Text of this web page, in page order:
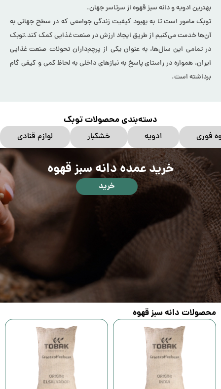
بهترین ادویه و دانه سبز قهوه از سرتاسر جهان.
توبک مامور است تا به بهبود کیفیت زندگی جوامعی که در سطح جهانی به
آن‌ها خدمت می‌کنیم از طریق ایجاد ارزش در صنعت غذایی کمک کند.توبک
در تمامی این سال‌ها، به عنوان یکی از پرچم‌داران تحولات صنعت غذایی
ایران، همواره در راستای پاسخ به نیازهای داخلی به لحاظ کمی و کیفی گام
برداشته است.
دسته‌بندی محصولات توبک
فوری ادویه خشکبار لوازم قنادی
خرید عمده دانه سبز قهوه
خرید
محصولات دانه سبز قهوه